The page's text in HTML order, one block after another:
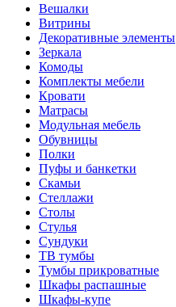
Вешалки
Витрины
Декоративные элементы
Зеркала
Комоды
Комплекты мебели
Кровати
Матрасы
Модульная мебель
Обувницы
Полки
Пуфы и банкетки
Скамьи
Стеллажи
Столы
Стулья
Сундуки
ТВ тумбы
Тумбы прикроватные
Шкафы распашные
Шкафы-купе